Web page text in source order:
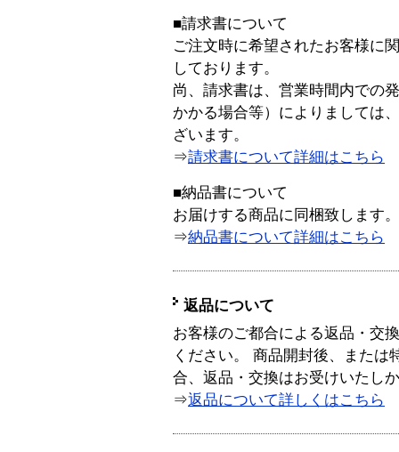
■請求書について
ご注文時に希望されたお客様に
しております。
尚、請求書は、営業時間内での
かかる場合等）によりましては
ざいます。
⇒請求書について詳細はこちら
■納品書について
お届けする商品に同梱致します。
⇒納品書について詳細はこちら
返品について
お客様のご都合による返品・交
ください。 商品開封後、または
合、返品・交換はお受けいたし
⇒返品について詳しくはこちら